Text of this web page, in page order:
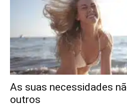
As suas necessidades
outros